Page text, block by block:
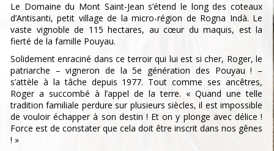
Le Domaine du Mont Saint-Jean s’étend le long des coteaux
d’Antisanti, petit village de la micro-région de Rogna Indà. Le
vaste vignoble de 115 hectares, au cœur du maquis, est la
fierté de la famille Pouyau.
Solidement enraciné dans ce terroir qui lui est si cher, Roger, le
patriarche – vigneron de la 5e génération des Pouyau ! –
s’attèle à la tâche depuis 1977. Tout comme ses ancêtres,
Roger a succombé à l’appel de la terre. « Quand une telle
tradition familiale perdure sur plusieurs siècles, il est impossible
de vouloir échapper à son destin ! Et on y plonge avec délice !
Force est de constater que cela doit être inscrit dans nos gênes
! »